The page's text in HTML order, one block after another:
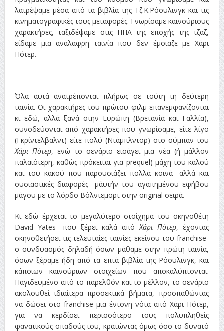
λατρέψαμε μέσα από τα βιβλία της Τζ.Κ.Ρόουλινγκ και τις
κινηματογραφικές τους μεταφορές. Γνωρίσαμε καινούριους
χαρακτήρες, ταξιδέψαμε στις ΗΠΑ της εποχής της τζαζ,
είδαμε μια ανάλαφρη ταινία που δεν έμοιαζε με Χάρι
Πότερ.
Όλα αυτά ανατρέπονται πλήρως σε τούτη τη δεύτερη
ταινία. Οι χαρακτήρες του πρώτου φιλμ επανεμφανίζονται
κι εδώ, αλλά ξανά στην Ευρώπη (Βρετανία και Γαλλία),
συνοδεύονται από χαρακτήρες που γνωρίσαμε, είτε λίγο
(Γκρίντελβαλντ) είτε πολύ (Ντάμπλντορ) στο σύμπαν του
Χάρι Πότερ, ενώ το σενάριο εισάγει μια νέα (ή μάλλον
παλαιότερη, καθώς πρόκειται για prequel) μάχη του καλού
και του κακού που παρουσιάζει πολλά κοινά -αλλά και
ουσιαστικές διαφορές- μ΄αυτήν του αγαπημένου εφήβου
μάγου με το λόρδο Βόλντεμορτ στην original σειρά.
Κι εδώ έρχεται το μεγαλύτερο στοίχημα του σκηνοθέτη
David Yates -που ξέρει καλά απόΧάρι Πότερ, έχοντας
σκηνοθετήσει τις τελευταίες ταινίες εκείνου του franchise-
ο συνδυασμός δηλαδή όσων μάθαμε στην πρώτη ταινία,
όσων ξέραμε ήδη από τα επτά βιβλία της Ρόουλινγκ, και
κάποιων καινούριων στοιχείων που αποκαλύπτονται.
Παγιδευμένο από το παρελθόν και το μέλλον, το σενάριο
ακολουθεί ιδιαίτερα προσεκτικά βήματα, προσπαθώντας
να δώσει στο franchise μια έντονη νότα από Χάρι Πότερ,
για να κερδίσει περισσότερο τους πολυπληθείς
φανατικούς οπαδούς του, κρατώντας όμως όσο το δυνατό